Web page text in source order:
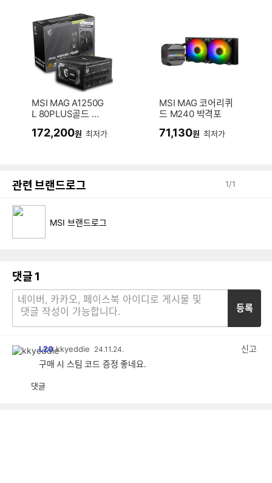
MSI MAG A1250G
L 80PLUS골드 풀
172,200원 최저가
MSI MAG 코어리퀴
드 M240 박격포
71,130원 최저가
관련 브랜드로그 1/1
MSI 브랜드로그
댓글 1
등록
L20 kkyeddie 24.11.24.
신고
구매 시 스팀 코드 증정 좋네요.
댓글